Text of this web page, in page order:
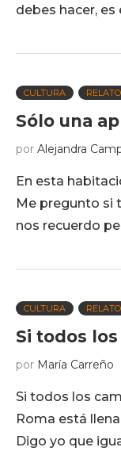
debes hacer,
CULTURA RELATO
Sólo una
por Alejandra
En esta
Me pregunto si
nos recuerdo
CULTURA RELATO
Si todos
por María Carreño
Si todos los
Roma está
Digo yo que